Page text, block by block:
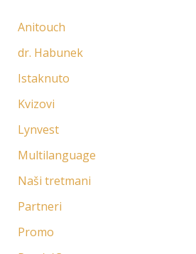
Anitouch
dr. Habunek
Istaknuto
Kvizovi
Lynvest
Multilanguage
Naši tretmani
Partneri
Promo